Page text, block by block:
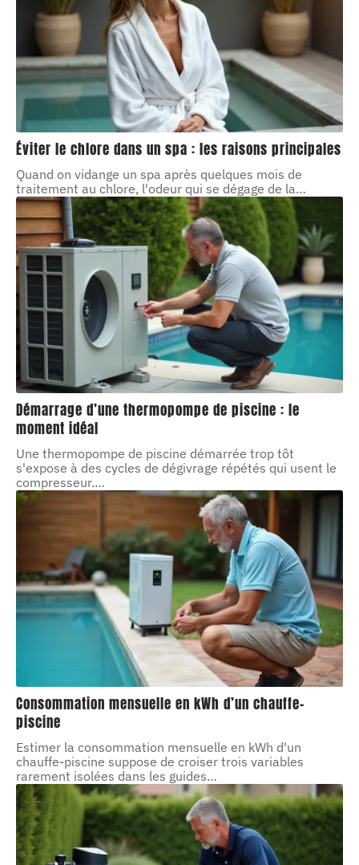
Éviter le chlore dans un spa : les raisons principales
Quand on vidange un spa après quelques mois de
traitement au chlore, l'odeur qui se dégage de la…
Démarrage d’une thermopompe de piscine : le
moment idéal
Une thermopompe de piscine démarrée trop tôt
s'expose à des cycles de dégivrage répétés qui usent le
compresseur.…
Consommation mensuelle en kWh d’un chauffe-
piscine
Estimer la consommation mensuelle en kWh d'un
chauffe-piscine suppose de croiser trois variables
rarement isolées dans les guides…